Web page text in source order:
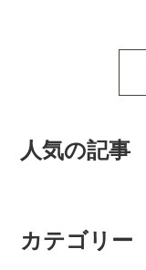
人気の記事
カテゴリー